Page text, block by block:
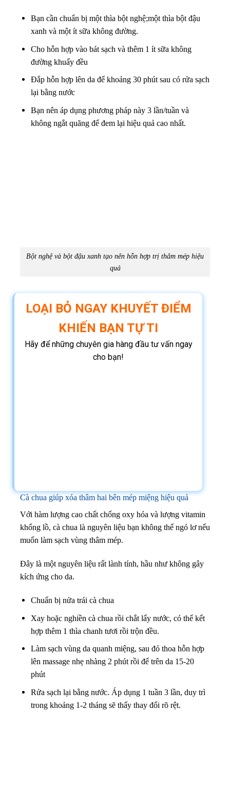
Bạn cần chuẩn bị một thìa bột nghệ;một thìa bột đậu
xanh và một ít sữa không đường.
Cho hỗn hợp vào bát sạch và thêm 1 ít sữa không
đường khuấy đều
Đắp hỗn hợp lên da để khoảng 30 phút sau có rửa sạch
lại bằng nước
Bạn nên áp dụng phương pháp này 3 lần/tuần và
không ngắt quãng để đem lại hiệu quả cao nhất.
Bột nghệ và bột đậu xanh tạo nên hỗn hợp trị thâm mép hiệu
quả
LOẠI BỎ NGAY KHUYẾT ĐIỂM
KHIẾN BẠN TỰ TI
Hãy để những chuyên gia hàng đầu tư vấn ngay
cho bạn!
Cà chua giúp xóa thâm hai bên mép miệng hiệu quả
Với hàm lượng cao chất chống oxy hóa và lượng vitamin
khổng lồ, cà chua là nguyên liệu bạn không thể ngó lơ nếu
muốn làm sạch vùng thâm mép.
Đây là một nguyên liệu rất lành tính, hầu như không gây
kích ứng cho da.
Chuẩn bị nửa trái cà chua
Xay hoặc nghiền cà chua rồi chắt lấy nước, có thể kết
hợp thêm 1 thìa chanh tươi rồi trộn đều.
Làm sạch vùng da quanh miệng, sau đó thoa hỗn hợp
lên massage nhẹ nhàng 2 phút rồi để trên da 15-20
phút
Rửa sạch lại bằng nước. Áp dụng 1 tuần 3 lần, duy trì
trong khoảng 1-2 tháng sẽ thấy thay đổi rõ rệt.